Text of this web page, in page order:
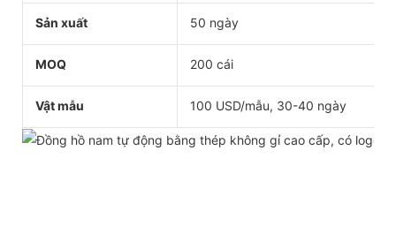
Sản xuất 50 ngày
MOQ 200 cái
Vật mẫu 100 USD/mẫu, 30-40 ngày